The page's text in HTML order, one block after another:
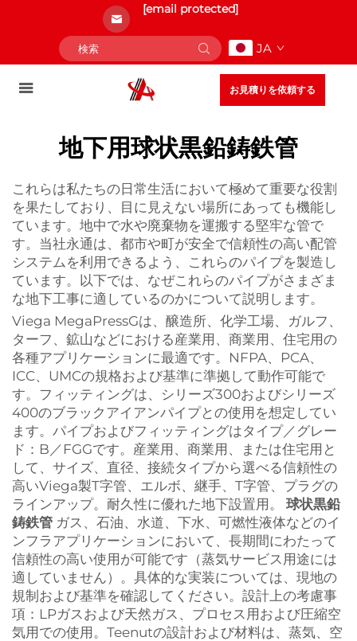
[email protected]
JA
お見積りを依頼する
地下用球状黒鉛鋳鉄管
これらは私たちの日常生活において極めて重要な役割
を果たしており、目に見えない場所にあっても機能し
ています。地中で水や廃棄物を運搬する堅牢な管で
す。当社永通は、都市や町が安全で信頼性の高い配管
システムを利用できるよう、これらのパイプを製造し
ています。以下では、なぜこれらのパイプがさまざま
な地下工事に適しているのかについて説明します。
Viega MegaPressGは、醸造所、化学工場、ガルフ、
ターフ、鉱山などにおける産業用、商業用、住宅用の
各種アプリケーションに最適です。NFPA、PCA、
ICC、UMCの規格および基準に準拠して動作可能で
す。フィッティングは、シリーズ300およびシリーズ
400のブラックアイアンパイプとの使用を想定してい
ます。パイプおよびフィッティングはタイプ／グレー
ド：B／FGGです。産業用、商業用、または住宅用と
して、サイズ、直径、接続タイプから選べる信頼性の
高いViega製T字管、エルボ、継手、T字管、プラグの
ラインアップ。耐久性に優れた地下設置用。 球状黒鉛
鋳鉄管 ガス、石油、水道、下水、可燃性液体などのイ
ンフラアプリケーションにおいて、長期間にわたって
信頼性の高い使用が可能です（蒸気サービス用途には
適していません）。具体的な実装については、現地の
規制および基準を確認してください。設計上の考慮事
項：LPガスおよび天然ガス、プロセス用および圧縮空
気用での使用。Teenutの設計および材料は、蒸気、空